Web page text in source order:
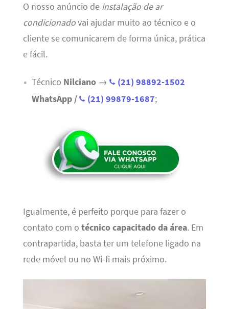
O nosso anúncio de instalação de ar
condicionadovai ajudar muito ao técnico e o
cliente se comunicarem de forma única, prática
e fácil.
Técnico Nilciano→
(21) 98892-1502
WhatsApp /
(21) 99879-1687;
Igualmente, é perfeito porque para fazer o
contato com o técnico capacitado da área. Em
contrapartida, basta ter um telefone ligado na
rede móvel ou no Wi-fi mais próximo.